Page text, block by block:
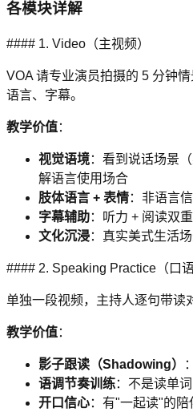
各模块详解
#### 1. Video（主视频）
VOA 请专业演员拍摄的 5 分钟
语言、字幕。
教学价值：
视觉语境：看到说话场景
解语言使用场合
肢体语言 + 表情：非语言
字幕辅助：听力 + 阅读双
文化沉浸：真实美式生活
#### 2. Speaking Practice（口语
单独一段视频，主持人逐句带读
教学价值：
影子跟读（Shadowing）
语调节奏训练：不是读单
开口信心：有"一起读"的陪